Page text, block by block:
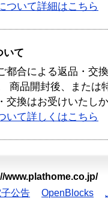
ついて詳細はこちら
いて
都合による返品・交
商品開封後、または
交換はお受けいたし
いて詳しくはこちら
www.plathome.co.jp/
公告 OpenBlocks